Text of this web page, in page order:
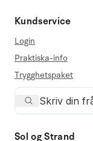
Kundservice
Login
Praktiska-info
Trygghetspaket
Sol og Strand